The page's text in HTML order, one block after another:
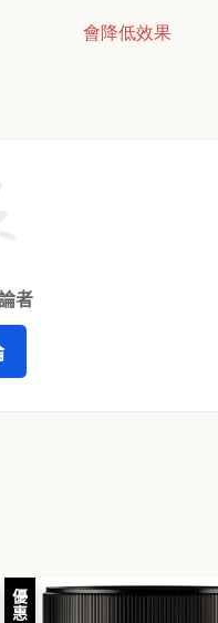
會降低效果
者
優惠